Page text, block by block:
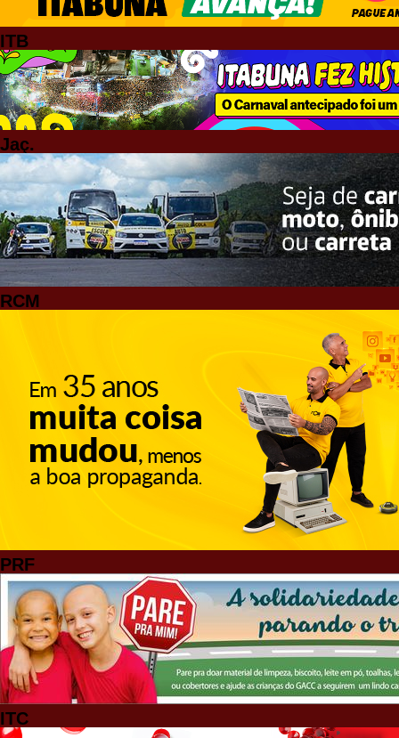
ITB
Jaç.
RCM
PRF
ITC